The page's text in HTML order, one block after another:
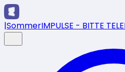
|SommerIMPULSE - BITTE